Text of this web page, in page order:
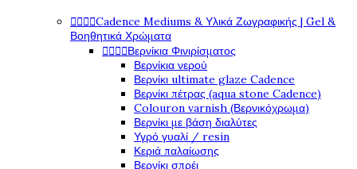
Cadence Mediums & Υλικά Ζωγραφικής | Gel &
Βοηθητικά Χρώματα
Βερνίκια Φινιρίσματος
Βερνίκια νερού
Βερνίκι ultimate glaze Cadence
Βερνίκι πέτρας (aqua stone Cadence)
Colouron varnish (Βερνικόχρωμα)
Βερνίκι με βάση διαλύτες
Υγρό γυαλί / resin
Κεριά παλαίωσης
Βερνίκι σπρέι